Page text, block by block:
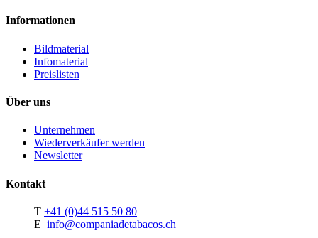
Informationen
Bildmaterial
Infomaterial
Preislisten
Über uns
Unternehmen
Wiederverkäufer werden
Newsletter
Kontakt
T +41 (0)44 515 50 80
E info@companiadetabacos.ch